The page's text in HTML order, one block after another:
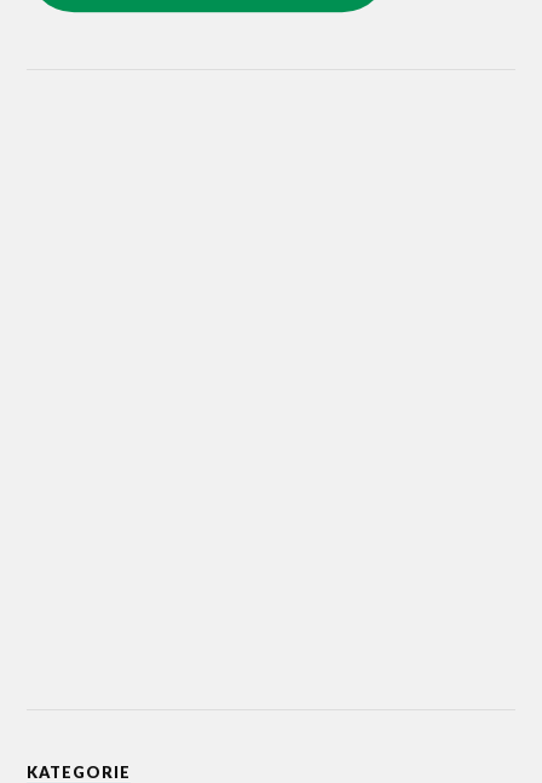
KATEGORIE